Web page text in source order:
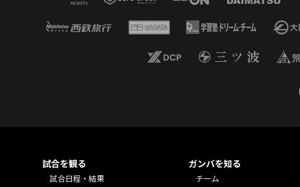
試合を観る
試合日程・結果
ガンバを知る
チーム